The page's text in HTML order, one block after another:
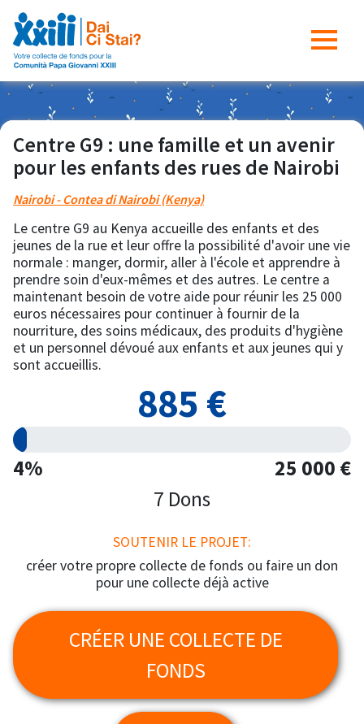
Centre G9 : une famille et un avenir
pour les enfants des rues de Nairobi
Nairobi - Contea di Nairobi (Kenya)
Le centre G9 au Kenya accueille des enfants et des
jeunes de la rue et leur offre la possibilité d'avoir une vie
normale : manger, dormir, aller à l'école et apprendre à
prendre soin d'eux-mêmes et des autres. Le centre a
maintenant besoin de votre aide pour réunir les 25 000
euros nécessaires pour continuer à fournir de la
nourriture, des soins médicaux, des produits d'hygiène
et un personnel dévoué aux enfants et aux jeunes qui y
sont accueillis.
885 €
4%
25 000 €
7 Dons
SOUTENIR LE PROJET:
créer votre propre collecte de fonds ou faire un don
pour une collecte déjà active
CRÉER UNE COLLECTE DE
FONDS